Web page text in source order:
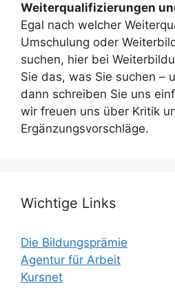
Weiterqualifizierungen
Egal nach welcher
Umschulung oder
suchen, hier bei
Sie das, was Sie suchen –
dann schreiben Sie uns
wir freuen uns über Kritik
Ergänzungsvorschläge.
Wichtige Links
Die Bildungsprämie
Agentur für Arbeit
Kursnet